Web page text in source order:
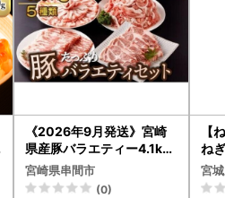
《2026年9月発送》宮崎
県産豚バラエティー4.1kg
セット_K033-057-2609
宮崎県串間市
(0)
【
ね
宮